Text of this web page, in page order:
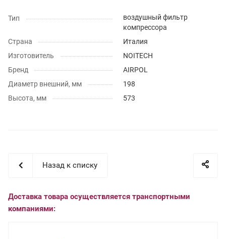
Тип
воздушный фильтр
компрессора
Страна
Италия
Изготовитель
NOITECH
Бренд
AIRPOL
Диаметр внешний, мм
198
Высота, мм
573
Назад к списку
Доставка товара осуществляется транспортными
компаниями: